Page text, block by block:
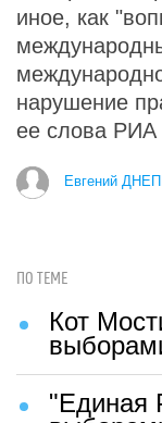
иное, как
нарушение
ее слова РИА
Евгений
ПО ТЕМЕ
Кот
"Единая